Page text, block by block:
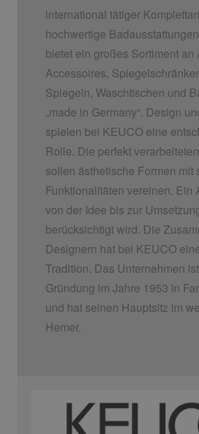
international tätiger
hochwertige
bietet ein großes Sortiment an
Accessoires,
Spiegeln, Waschtischen und
„made in Germany“. Design
spielen bei KEUCO eine
Rolle. Die perfekt
sollen ästhetische Formen mit
Funktionalitäten vereinen. Ein
von der Idee bis zur
berücksichtigt wird. Die
Designern hat bei KEUCO
Tradition. Das Unternehmen
Gründung im Jahre 1953 in
und hat seinen Hauptsitz im
Hemer.